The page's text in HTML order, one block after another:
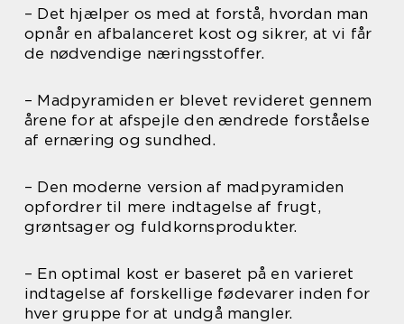
– Det hjælper os med at forstå, hvordan man
opnår en afbalanceret kost og sikrer, at vi får
de nødvendige næringsstoffer.
– Madpyramiden er blevet revideret gennem
årene for at afspejle den ændrede forståelse
af ernæring og sundhed.
– Den moderne version af madpyramiden
opfordrer til mere indtagelse af frugt,
grøntsager og fuldkornsprodukter.
– En optimal kost er baseret på en varieret
indtagelse af forskellige fødevarer inden for
hver gruppe for at undgå mangler.